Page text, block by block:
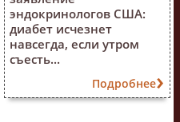
эндокринологов США:
диабет исчезнет
навсегда, если утром
съесть...
Подробнее